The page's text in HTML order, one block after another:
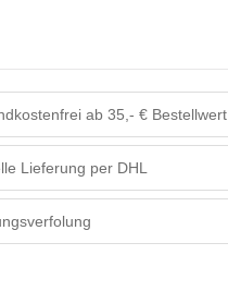
ab 35,- € Bestellwert
Lieferung per DHL